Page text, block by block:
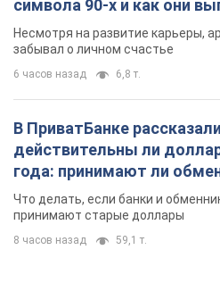
8 часов назад 59,1 т.